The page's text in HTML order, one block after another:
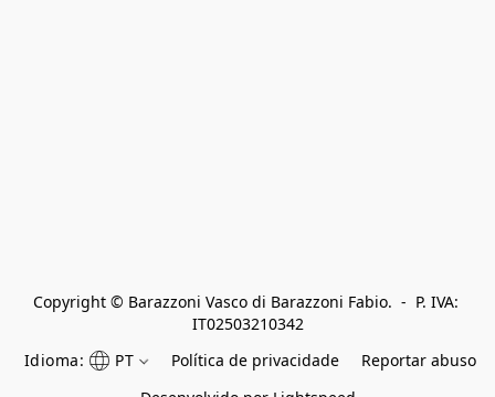
Copyright © Barazzoni Vasco di Barazzoni Fabio.  -  P. IVA:
IT02503210342
Idioma:
PT Política de privacidade
Reportar abuso